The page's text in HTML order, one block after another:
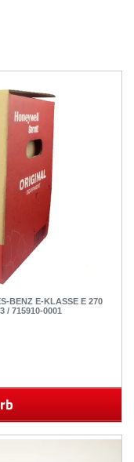
BENZ E-KLASSE E 270
/ 715910-0001